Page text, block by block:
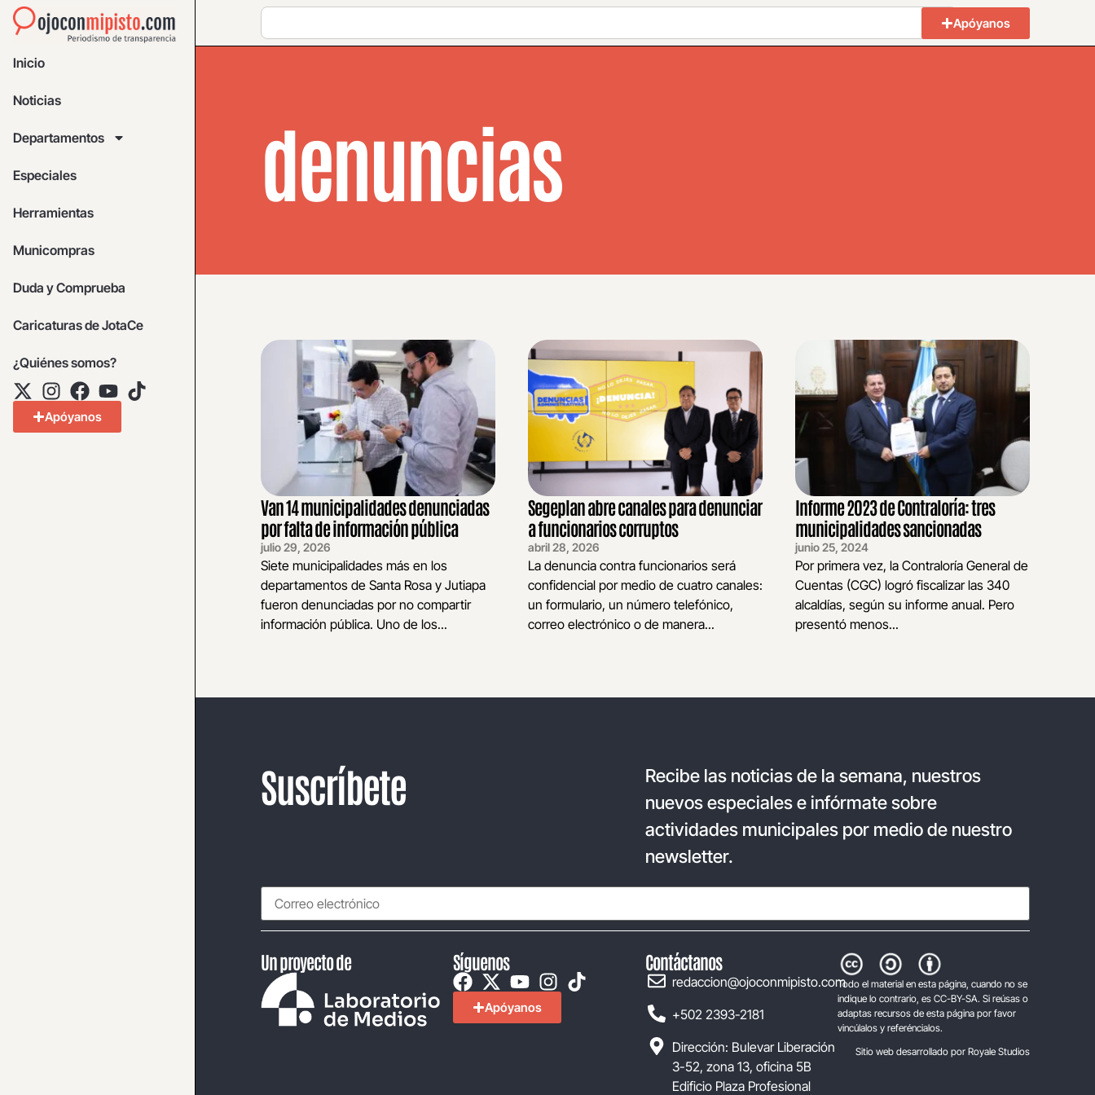
Apóyanos
Inicio
Noticias
Departamentos
Especiales
Herramientas
Municompras
Duda y Comprueba
Caricaturas de JotaCe
¿Quiénes somos?
Apóyanos
denuncias
Van 14 municipalidades denunciadas
por falta de información pública
julio 29, 2026
Siete municipalidades más en los
departamentos de Santa Rosa y Jutiapa
fueron denunciadas por no compartir
información pública. Uno de los...
Segeplan abre canales para denunciar
a funcionarios corruptos
abril 28, 2026
La denuncia contra funcionarios será
confidencial por medio de cuatro canales:
un formulario, un número telefónico,
correo electrónico o de manera...
Informe 2023 de Contraloría: tres
municipalidades sancionadas
junio 25, 2024
Por primera vez, la Contraloría General de
Cuentas (CGC) logró fiscalizar las 340
alcaldías, según su informe anual. Pero
presentó menos...
Suscríbete
Recibe las noticias de la semana, nuestros
nuevos especiales e infórmate sobre
actividades municipales por medio de nuestro
newsletter.
Un proyecto de Síguenos
Apóyanos
Contáctanos
redaccion@ojoconmipisto.com
+502 2393-2181
Dirección: Bulevar Liberación
3-52, zona 13, oficina 5B
Edificio Plaza Profesional
Todo el material en esta página, cuando no se
indique lo contrario, es CC-BY-SA. Si reúsas o
adaptas recursos de esta página por favor
vincúlalos y referéncialos.
Sitio web desarrollado por Royale Studios